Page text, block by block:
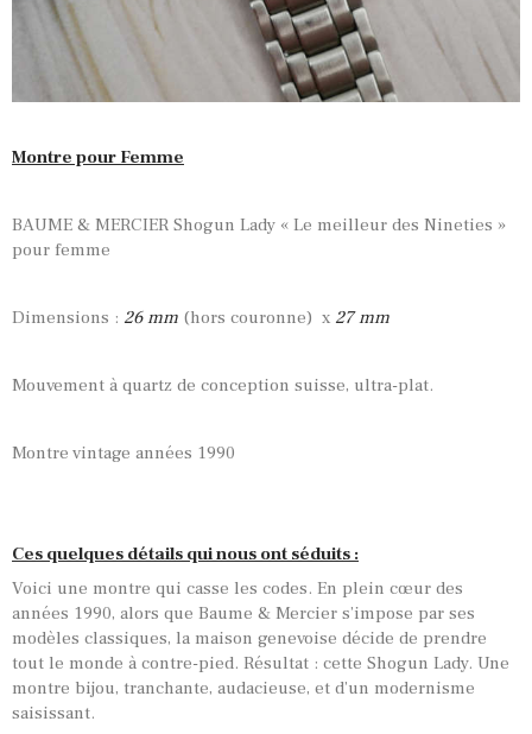
Montre pour Femme
BAUME & MERCIER Shogun Lady « Le meilleur des Nineties »
pour femme
Dimensions : 26 mm (hors couronne) x 27 mm
Mouvement à quartz de conception suisse, ultra-plat.
Montre vintage années 1990
Ces quelques détails qui nous ont séduits :
Voici une montre qui casse les codes. En plein cœur des
années 1990, alors que Baume & Mercier s’impose par ses
modèles classiques, la maison genevoise décide de prendre
tout le monde à contre-pied. Résultat : cette Shogun Lady. Une
montre bijou, tranchante, audacieuse, et d’un modernisme
saisissant.